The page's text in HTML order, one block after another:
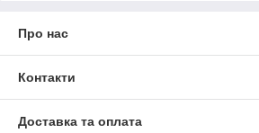
Про нас
Контакти
Доставка та оплата